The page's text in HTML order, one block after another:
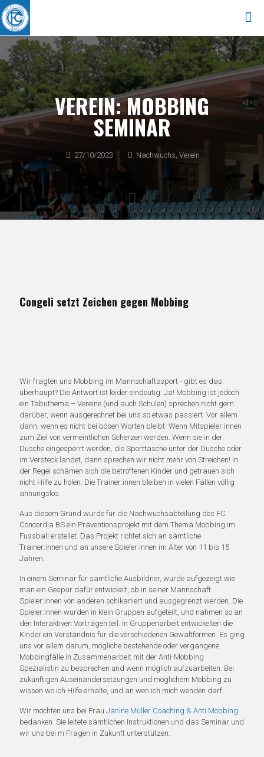
VEREIN: MOBBING
SEMINAR
27/10/2023 Nachwuchs, Verein
Congeli setzt Zeichen gegen Mobbing
Wir fragten uns Mobbing im Mannschaftssport - gibt es das
überhaupt? Die Antwort ist leider eindeutig: Ja! Mobbing ist jedoch
ein Tabuthema – Vereine (und auch Schulen) sprechen nicht gern
darüber, wenn ausgerechnet bei uns so etwas passiert. Vor allem
dann, wenn es nicht bei bösen Worten bleibt. Wenn Mitspieler:innen
zum Ziel von vermeintlichen Scherzen werden. Wenn sie in der
Dusche eingesperrt werden, die Sporttasche unter der Dusche oder
im Versteck landet, dann sprechen wir nicht mehr von Streichen! In
der Regel schämen sich die betroffenen Kinder und getrauen sich
nicht Hilfe zu holen. Die Trainer:innen bleiben in vielen Fällen völlig
ahnungslos.
Aus diesem Grund wurde für die Nachwuchsabteilung des FC
Concordia BS ein Präventionsprojekt mit dem Thema Mobbing im
Fussball erstellet. Das Projekt richtet sich an sämtliche
Trainer:innen und an unsere Spieler:innen im Alter von 11 bis 15
Jahren.
In einem Seminar für sämtliche Ausbildner, wurde aufgezeigt wie
man ein Gespür dafür entwickelt, ob in seiner Mannschaft
Spieler:innen von anderen schikaniert und ausgegrenzt werden. Die
Spieler:innen wurden in klein Gruppen aufgeteilt, und nahmen so an
den Interaktiven Vorträgen teil. In Gruppenarbeit entwickelten die
Kinder ein Verständnis für die verschiedenen Gewaltformen. Es ging
uns vor allem darum, mögliche bestehende oder vergangene
Mobbingfälle in Zusammenarbeit mit der Anti-Mobbing
Spezialistin zu besprechen und wenn möglich aufzuarbeiten. Bei
zukünftigen Auseinandersetzungen und möglichem Mobbing zu
wissen wo ich Hilfe erhalte, und an wen ich mich wenden darf.
Wir möchten uns bei Frau Janine Müller Coaching & Anti Mobbing
bedanken. Sie leitete sämtlichen Instruktionen und das Seminar und
wir uns bei m Fragen in Zukunft unterstützen.